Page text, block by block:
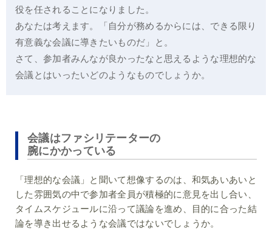
役を任されることになりました。
あなたは考えます。「自分が務めるからには、できる限り
有意義な会議に導きたいものだ」と。
さて、参加者みんなが良かったなと思えるような理想的な
会議とはいったいどのようなものでしょうか。
会議はファシリテーターの
腕にかかっている
「理想的な会議」と聞いて想像するのは、和気あいあいと
した雰囲気の中で参加者全員が積極的に意見を出し合い、
タイムスケジュールに沿って議論を進め、目的に合った結
論を導き出せるような会議ではないでしょうか。